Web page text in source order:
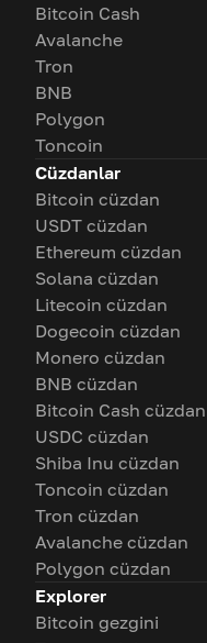
Bitcoin Cash
Avalanche
Tron
BNB
Polygon
Toncoin
Cüzdanlar
Bitcoin cüzdan
USDT cüzdan
Ethereum cüzdan
Solana cüzdan
Litecoin cüzdan
Dogecoin cüzdan
Monero cüzdan
BNB cüzdan
Bitcoin Cash cüzdan
USDC cüzdan
Shiba Inu cüzdan
Toncoin cüzdan
Tron cüzdan
Avalanche cüzdan
Polygon cüzdan
Explorer
Bitcoin gezgini